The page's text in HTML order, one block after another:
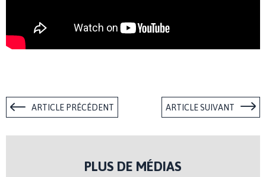
ARTICLE PRÉCÉDENT ARTICLE SUIVANT
PLUS DE MÉDIAS